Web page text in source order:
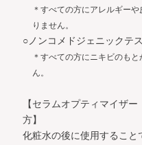
＊すべての方にアレルギー
りません。
○ノンコメドジェニックテ
＊すべての方にニキビのも
ん。
【セラムオプティマイザ
方】
化粧水の後に使用すること